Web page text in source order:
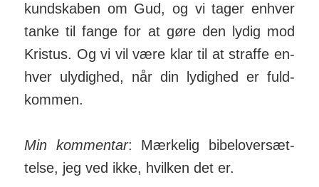
kund­skaben om Gud, og vi tager enhver
tanke til fange for at gøre den lydig mod
Kristus. Og vi vil være klar til at straffe en­
hver uly­dighed, når din ly­dighed er fuld­
kommen.
Min kommentar: Mær­kelig bibel­over­sæt­
telse, jeg ved ikke, hvilken det er.